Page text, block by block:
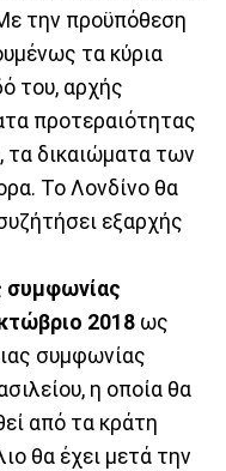
την προϋπόθεση
τα κύρια
του, αρχής
προτεραιότητας
τα δικαιώματα των
Το Λονδίνο θα
εξαρχής
συμφωνίας
2018 ως
συμφωνίας
η οποία θα
από τα κράτη
θα έχει μετά την